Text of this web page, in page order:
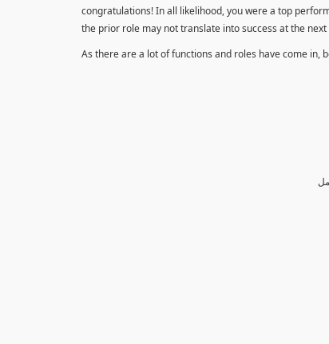
congratulations! In all likelihood, you were a top
the prior role may not translate into success at the next
As there are a lot of functions and roles have come